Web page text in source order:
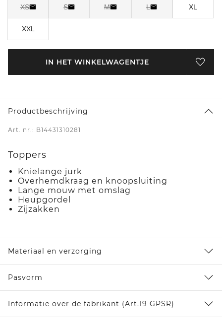
XS S M L XL
XXL
IN HET WINKELWAGENTJE
Productbeschrijving
Art. nr.: B14431310281
Toppers
Knielange jurk
Overhemdkraag en knoopsluiting
Lange mouw met omslag
Heupgordel
Zijzakken
Materiaal en verzorging
Pasvorm
Informatie over de fabrikant (Art.19 GPSR)